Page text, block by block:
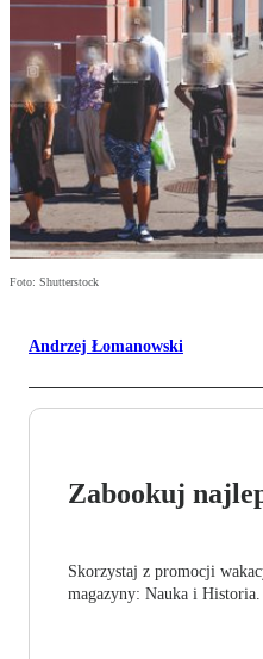
Foto: Shutterstock
Andrzej Łomanowski
Zabookuj
Skorzystaj z promocji
magazyny: Nauka i Historia.